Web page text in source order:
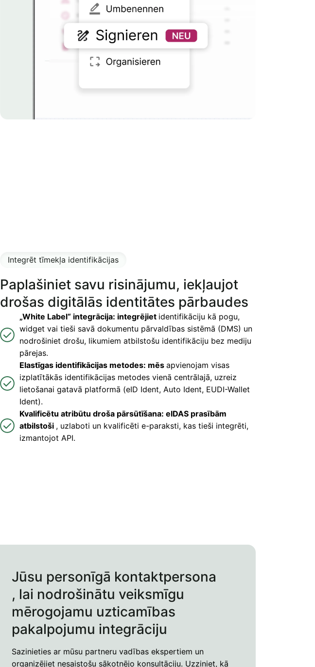
Integrēt tīmekļa identifikācijas
Paplašiniet savu risinājumu, iekļaujot
drošas digitālās identitātes pārbaudes
„White Label“ integrācija: integrējiet identifikāciju kā pogu,
widget vai tieši savā dokumentu pārvaldības sistēmā (DMS) un
nodrošiniet drošu, likumiem atbilstošu identifikāciju bez mediju
pārejas.
Elastīgas identifikācijas metodes: mēsapvienojam visas
izplatītākās identifikācijas metodes vienā centrālajā, uzreiz
lietošanai gatavā platformā (eID Ident, Auto Ident, EUDI-Wallet
Ident).
Kvalificētu atribūtu droša pārsūtīšana: eIDAS prasībām
atbilstoši , uzlaboti un kvalificēti e-paraksti, kas tieši integrēti,
izmantojot API.
Jūsu personīgā kontaktpersona
, lai nodrošinātu veiksmīgu
mērogojamu uzticamības
pakalpojumu integrāciju
Sazinieties ar mūsu partneru vadības ekspertiem un
organizējiet nesaistošu sākotnējo konsultāciju. Uzziniet, kā